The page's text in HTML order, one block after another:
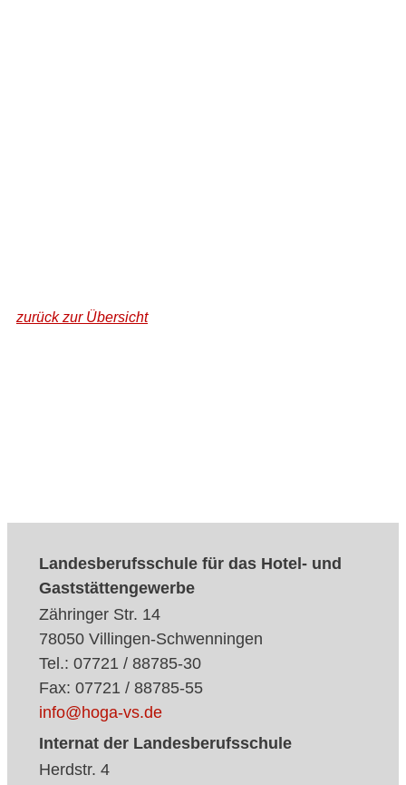
zurück zur Übersicht
Landesberufsschule für das Hotel- und
Gaststättengewerbe
Zähringer Str. 14
78050 Villingen-Schwenningen
Tel.: 07721 / 88785-30
Fax: 07721 / 88785-55
info@hoga-vs.de
Internat der Landesberufsschule
Herdstr. 4